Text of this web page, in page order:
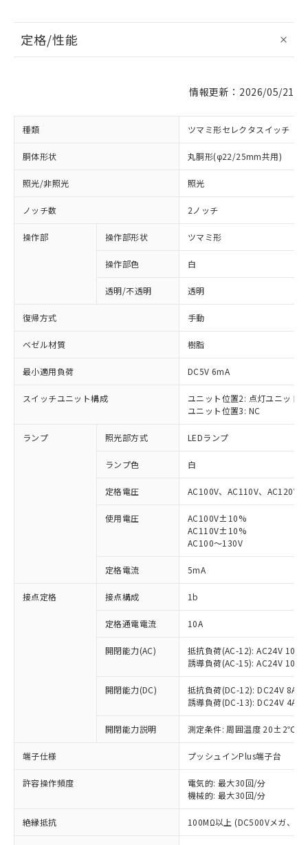
定格/性能
情報更新：2026/05/21
種類 ツマミ形セレクタスイッチ
胴体形状 丸胴形(φ22/25mm共用)
照光/非照光 照光
ノッチ数 2ノッチ
操作部 操作部形状 ツマミ形
操作部色 白
透明/不透明 透明
復帰方式 手動
ベゼル材質 樹脂
最小適用負荷 DC5V 6mA
スイッチユニット構成
ユニット位置2: 点灯ユニット
ユニット位置3: NC
ランプ 照光部方式 LEDランプ
ランプ色 白
定格電圧 AC100V、AC110V、AC120V
使用電圧
AC100V±10%
AC110V±10%
AC100～130V
定格電流 5mA
接点定格 接点構成 1b
定格通電電流 10A
開閉能力(AC)
抵抗負荷(AC-12): AC24V 10A/
誘導負荷(AC-15): AC24V
開閉能力(DC)
抵抗負荷(DC-12): DC24V 8A/
誘導負荷(DC-13): DC24V 4A/
開閉能力説明 測定条件: 周囲温度 20±2℃、
端子仕様 プッシュインPlus端子台
許容操作頻度
電気的: 最大30回/分
機械的: 最大30回/分
絶縁抵抗 100MΩ以上 (DC500Vメガ、点
ご利用条件
以下の条件をお読みいただき、同意のうえ
本サービスは、当社制御機器事業取扱
商品の当社在庫状況および標準価格
(税抜)を提供させていただくもので
当社制御機器事業取扱商品の中には、
本サービスの対象外となる商品もある
在庫状況および標準価格照会結果は、
記載している更新日時点での社内デー
タに基づき作成されるものであり、閲
覧された時点での実際の在庫および標
※1 対応状況
対応済み：EU RoHS指令（10物質）の
非含有に対応した製品が提供可能な商品で
対応予定：EU RoHS指令（10物質）の非含
有に対応した製品に切り替える予定のある
対応予定なし：EU RoHS指令（10物質）の
非含有に非対応の商品で、対応品を出す予
調査・確認中：EU RoHS指令（10物質）の
非含有の対応状況を調査中または確認中の
非該当品：ライセンス料など無形物で、有
害物質有無と関係のない商品です。
仕入先様の事情により、非含有部品として
いたものが、含有品と判明した場合などや
むを得ず変更することがあります。
鉛(Pb) 1000ppm以下、 水銀(Hg) 1000ppm以下、 カド
※1 中国RoHS○×表
「○」：最大均質材料含有率が中国RoHSの
基準値以下であることを示します。
「×」：最大均質材料含有率が中国RoHSの
基準値を超えていることを示します。
「－」：未確認です。当社販売部門へお問
*中国RoHS10物質の基準値 (GB/T26572)：
Pb(鉛) :1000ppm、 Hg(水銀) : 1000ppm、 Cd(カドミウ
当社は、これら貴社製品のうち、外国
為替および外国貿易法に定める商品
（以下｢規制貨物等」という）を輸出
国政府の輸出許可(または役務取引許